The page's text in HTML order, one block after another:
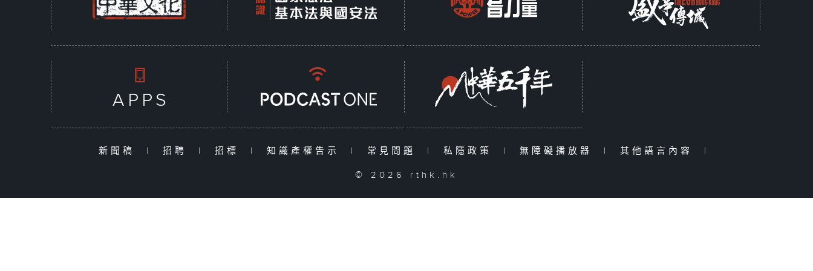
新聞稿 | 招聘 | 招標 | 知識產權告示 | 常見問題 | 私隱政策 | 無障礙播放器 | 其他語言內容 |
© 2026 rthk.hk